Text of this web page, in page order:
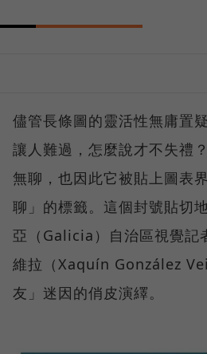
儘管長條圖的靈活性無庸置
讓人難過，怎麼說才不失禮
無聊，也因此它被貼上圖表
聊」的標籤。這個封號貼切
亞（Galicia）自治區視覺記
維拉（Xaquín González
友」迷因的俏皮演繹。